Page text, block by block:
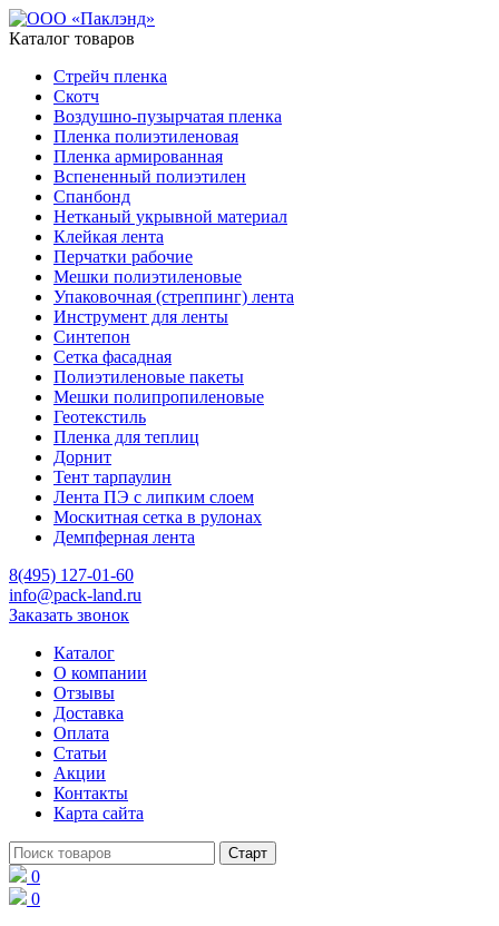
Каталог товаров
Стрейч пленка
Скотч
Воздушно-пузырчатая пленка
Пленка полиэтиленовая
Пленка армированная
Вспененный полиэтилен
Спанбонд
Нетканый укрывной материал
Клейкая лента
Перчатки рабочие
Мешки полиэтиленовые
Упаковочная (стреппинг) лента
Инструмент для ленты
Синтепон
Сетка фасадная
Полиэтиленовые пакеты
Мешки полипропиленовые
Геотекстиль
Пленка для теплиц
Дорнит
Тент тарпаулин
Лента ПЭ с липким слоем
Москитная сетка в рулонах
Демпферная лента
8(495) 127-01-60
info@pack-land.ru
Заказать звонок
Каталог
О компании
Отзывы
Доставка
Оплата
Статьи
Акции
Контакты
Карта сайта
0
0